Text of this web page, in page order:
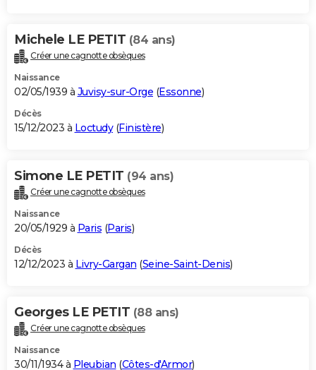
Michele LE PETIT (84 ans)
Créer une cagnotte obsèques
Naissance
02/05/1939 à Juvisy-sur-Orge (Essonne)
Décès
15/12/2023 à Loctudy(Finistère)
Simone LE PETIT (94 ans)
Créer une cagnotte obsèques
Naissance
20/05/1929 à Paris (Paris)
Décès
12/12/2023 à Livry-Gargan (Seine-Saint-Denis)
Georges LE PETIT (88 ans)
Créer une cagnotte obsèques
Naissance
30/11/1934 à Pleubian (Côtes-d'Armor)